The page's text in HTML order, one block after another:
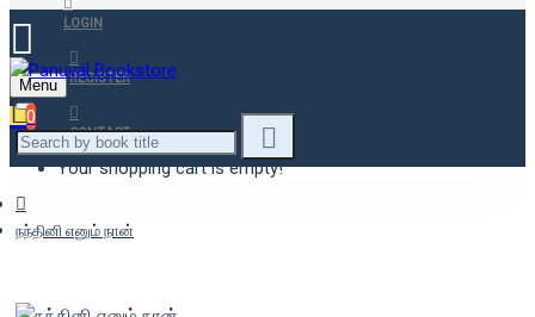
LOGIN
REGISTER
CONTACT
Menu
0
Your shopping cart is empty!
நந்தினி எனும் நான்